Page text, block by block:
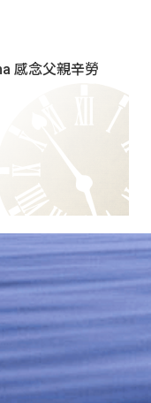
感念父親辛勞